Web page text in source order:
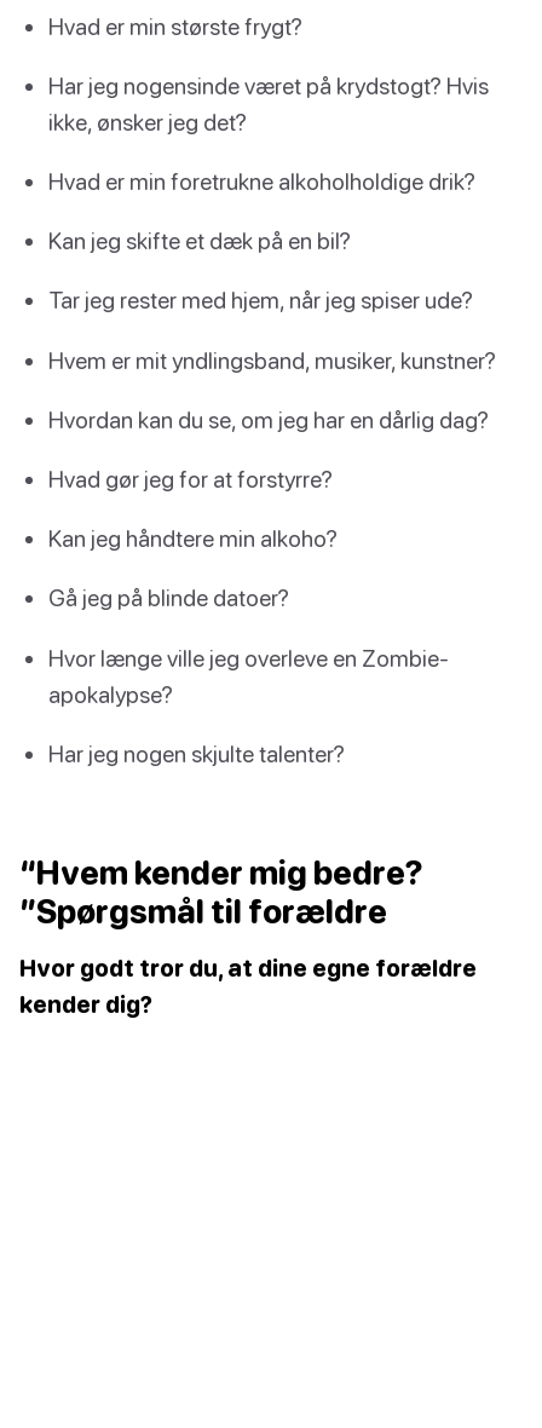
Hvad er min største frygt?
Har jeg nogensinde været på krydstogt? Hvis
ikke, ønsker jeg det?
Hvad er min foretrukne alkoholholdige drik?
Kan jeg skifte et dæk på en bil?
Tar jeg rester med hjem, når jeg spiser ude?
Hvem er mit yndlingsband, musiker, kunstner?
Hvordan kan du se, om jeg har en dårlig dag?
Hvad gør jeg for at forstyrre?
Kan jeg håndtere min alkoho?
Gå jeg på blinde datoer?
Hvor længe ville jeg overleve en Zombie-
apokalypse?
Har jeg nogen skjulte talenter?
“Hvem kender mig bedre?
”Spørgsmål til forældre
Hvor godt tror du, at dine egne forældre
kender dig?